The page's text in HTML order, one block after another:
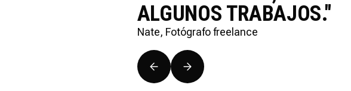
ALGUNOS TRABAJOS."
Nate, Fotógrafo freelance